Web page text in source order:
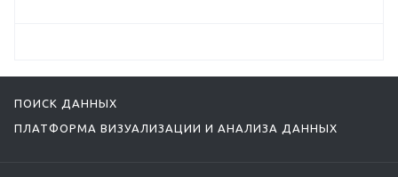
ПОИСК ДАННЫХ
ПЛАТФОРМА ВИЗУАЛИЗАЦИИ И АНАЛИЗА ДАННЫХ